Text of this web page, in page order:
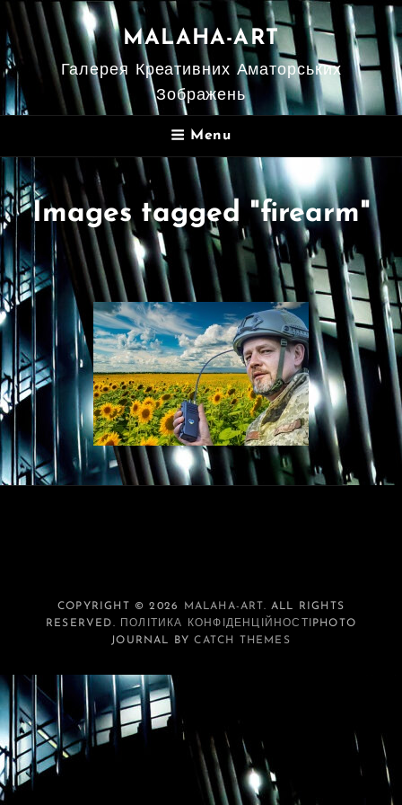
MALAHA-ART
Галерея Креативних Аматорських
Зображень
Menu
Images tagged "firearm"
COPYRIGHT © 2026 MALAHA-ART. ALL RIGHTS
RESERVED.
ПОЛІТИКА КОНФІДЕНЦІЙНОСТІ
PHOTO
JOURNAL BYCATCH THEMES